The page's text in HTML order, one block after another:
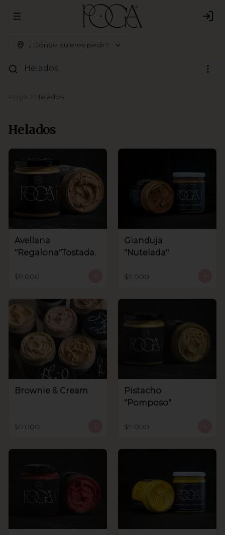
Abrir menu de navegación
¿Dónde quieres pedir?
Helados
Poga Helados
Helados
Avellana
"Regalona"Tostada.
$9.000
Gianduja
"Nutelada"
$9.000
Brownie & Cream
$9.000
Pistacho
"Pomposo"
$9.000